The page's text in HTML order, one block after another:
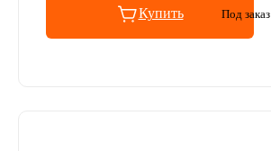
Купить Под заказ